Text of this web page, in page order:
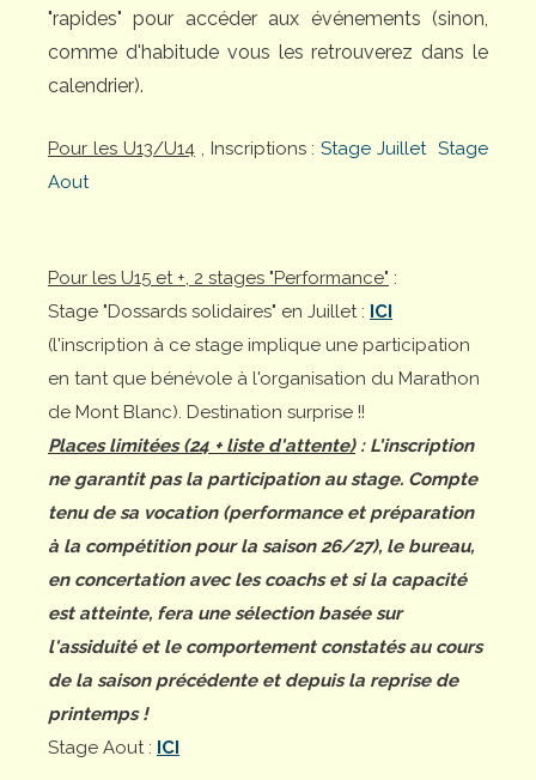
"rapides" pour accéder aux événements (sinon,
comme d'habitude vous les retrouverez dans le
calendrier).
Pour les U13/U14, Inscriptions :Stage Juillet Stage
Aout
Pour les U15 et +, 2 stages "Performance" :
Stage "Dossards solidaires" en Juillet : ICI
(l'inscription à ce stage implique une participation
en tant que bénévole à l'organisation du Marathon
de Mont Blanc). Destination surprise !!
Places limitées (24 + liste d'attente): L'inscription
ne garantit pas la participation au stage. Compte
tenu de sa vocation (performance et préparation
à la compétition pour la saison 26/27), le bureau,
en concertation avec les coachs et si la capacité
est atteinte, fera une sélection basée sur
l'assiduité et le comportement constatés au cours
de la saison précédente et depuis la reprise de
printemps !
Stage Aout : ICI